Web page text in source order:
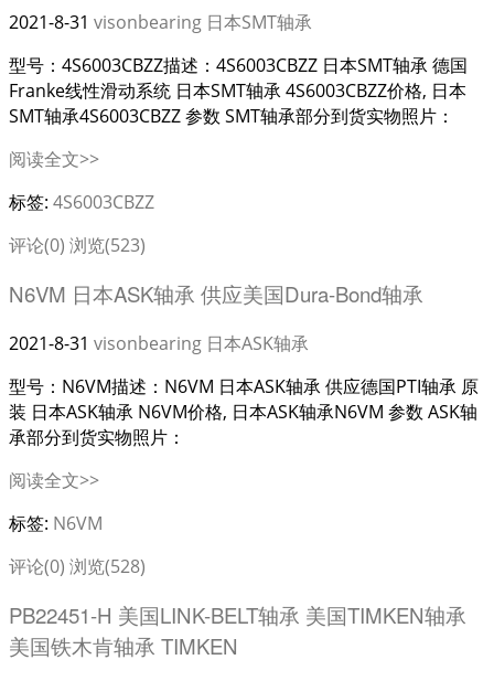
2021-8-31 visonbearing 日本SMT轴承
型号：4S6003CBZZ描述：4S6003CBZZ 日本SMT轴承 德国
Franke线性滑动系统 日本SMT轴承 4S6003CBZZ价格, 日本
SMT轴承4S6003CBZZ 参数 SMT轴承部分到货实物照片：
阅读全文>>
标签: 4S6003CBZZ
评论(0) 浏览(523)
N6VM 日本ASK轴承 供应美国Dura-Bond轴承
2021-8-31 visonbearing 日本ASK轴承
型号：N6VM描述：N6VM 日本ASK轴承 供应德国PTI轴承 原
装 日本ASK轴承 N6VM价格, 日本ASK轴承N6VM 参数 ASK轴
承部分到货实物照片：
阅读全文>>
标签: N6VM
评论(0) 浏览(528)
PB22451-H 美国LINK-BELT轴承 美国TIMKEN轴承
美国铁木肯轴承 TIMKEN